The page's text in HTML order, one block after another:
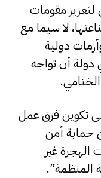
لتعزيز مقومات
لا سيما مع
دولية
دولة أن تواجه
تكوين فرق عمل
حماية أمن
غير
المنظمة”.